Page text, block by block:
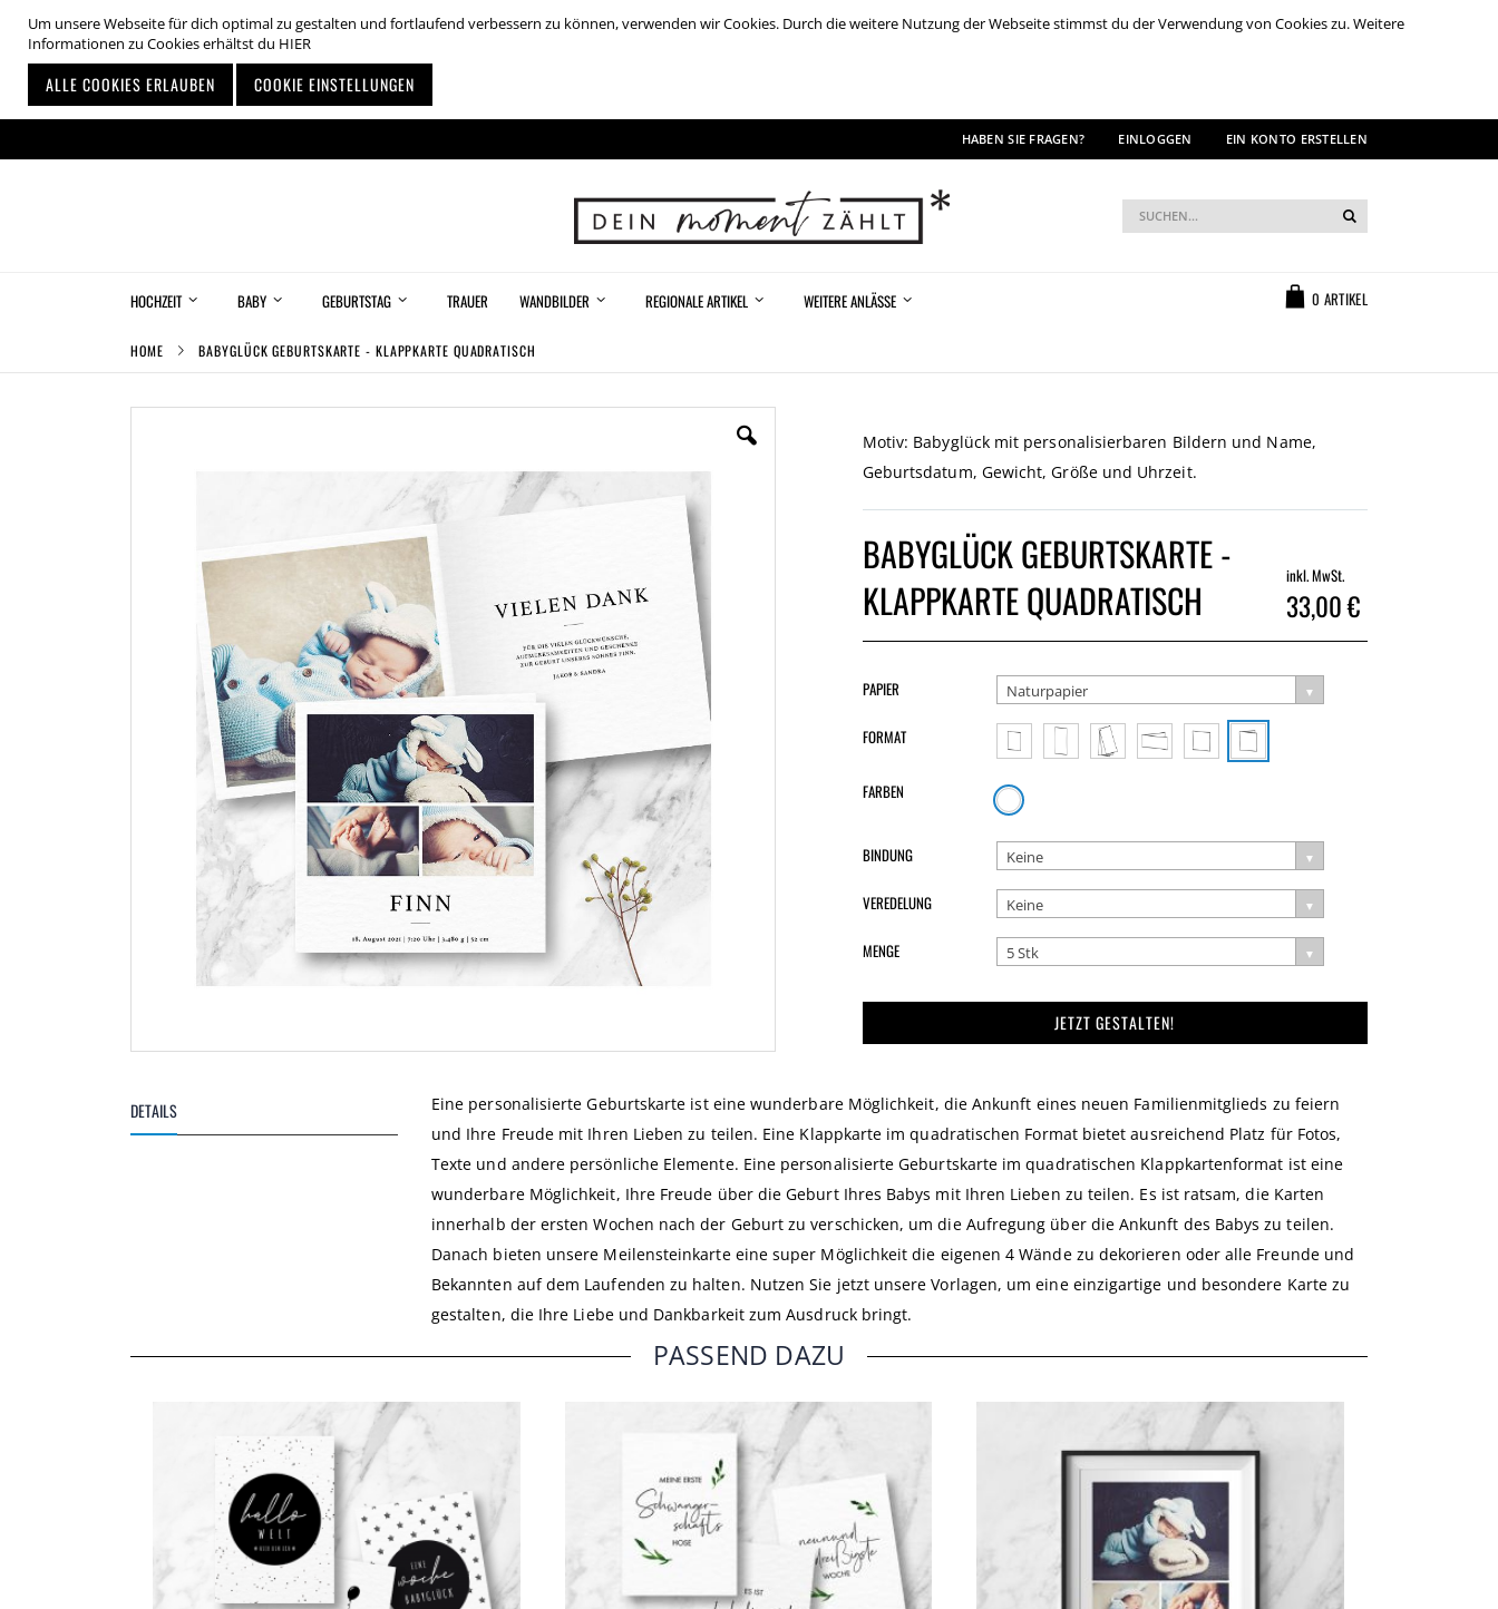
Um unsere Webseite für dich optimal zu gestalten und fortlaufend verbessern zu können, verwenden wir Cookies. Durch die weitere Nutzung der Webseite stimmst du der Verwendung von Cookies zu. Weitere
Informationen zu Cookies erhältst du HIER
ALLE COOKIES ERLAUBEN COOKIE EINSTELLUNGEN
Inhalt
HABEN SIE FRAGEN? EINLOGGEN EIN KONTO ERSTELLEN
0 ARTIKEL
Suche
HOCHZEIT BABY GEBURTSTAG TRAUER WANDBILDER REGIONALE ARTIKEL WEITERE ANLÄSSE
HOME BABYGLÜCK GEBURTSKARTE - KLAPPKARTE QUADRATISCH
der
Bildgalerie
Motiv: Babyglück mit personalisierbaren Bildern und Name,
Geburtsdatum, Gewicht, Größe und Uhrzeit.
BABYGLÜCK GEBURTSKARTE -
KLAPPKARTE QUADRATISCH
inkl. MwSt.
33,00 €
MENGE 5 Stk
PAPIER Naturpapier
FORMAT
FARBEN
BINDUNG Keine
VEREDELUNG Keine
JETZT GESTALTEN!
DETAILS
Eine personalisierte Geburtskarte ist eine wunderbare Möglichkeit, die Ankunft eines neuen Familienmitglieds zu feiern
und Ihre Freude mit Ihren Lieben zu teilen. Eine Klappkarte im quadratischen Format bietet ausreichend Platz für Fotos,
Texte und andere persönliche Elemente. Eine personalisierte Geburtskarte im quadratischen Klappkartenformat ist eine
wunderbare Möglichkeit, Ihre Freude über die Geburt Ihres Babys mit Ihren Lieben zu teilen. Es ist ratsam, die Karten
innerhalb der ersten Wochen nach der Geburt zu verschicken, um die Aufregung über die Ankunft des Babys zu teilen.
Danach bieten unsere Meilensteinkarte eine super Möglichkeit die eigenen 4 Wände zu dekorieren oder alle Freunde und
Bekannten auf dem Laufenden zu halten. Nutzen Sie jetzt unsere Vorlagen, um eine einzigartige und besondere Karte zu
gestalten, die Ihre Liebe und Dankbarkeit zum Ausdruck bringt.
PASSEND DAZU